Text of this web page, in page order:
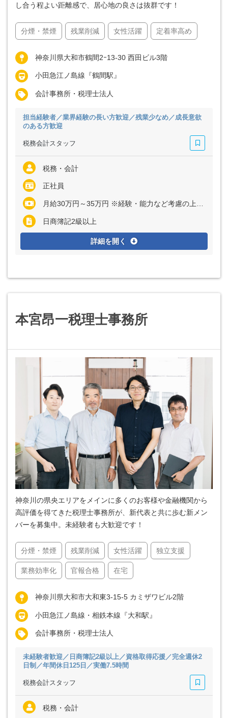
し合う程よい距離感で、居心地の良さは抜群です！
分煙・禁煙 残業削減 女性活躍 定着率高め
神奈川県大和市鶴間2ｰ13-30 西田ビル3階
小田急江ノ島線『鶴間駅』
会計事務所・税理士法人
担当経験者／業界経験の長い方歓迎／残業少なめ／成長意欲
のある方歓迎
税務会計スタッフ
税務・会計
正社員
月給30万円～35万円 ※経験・能力など考慮の上、決定いたします ※上記に固定残業代（月20時間分＝4万5000円～5万円）を含む ※超過分は別途全額支給
日商簿記2級以上
詳細を開く
本宮昂一税理士事務所
神奈川の県央エリアをメインに多くのお客様や金融機関から
高評価を得てきた税理士事務所が、新代表と共に歩む新メン
バーを募集中。未経験者も大歓迎です！
分煙・禁煙 残業削減 女性活躍 独立支援
業務効率化 官報合格 在宅
神奈川県大和市大和東3-15-5 カミザワビル2階
小田急江ノ島線・相鉄本線『大和駅』
会計事務所・税理士法人
未経験者歓迎／日商簿記2級以上／資格取得応援／完全週休2
日制／年間休日125日／実働7.5時間
税務会計スタッフ
税務・会計